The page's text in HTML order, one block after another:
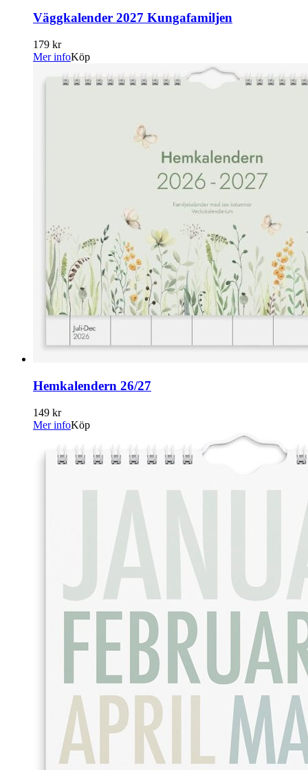
Väggkalender 2027 Kungafamiljen
179 kr
Mer infoKöp
Hemkalendern 26/27
149 kr
Mer infoKöp